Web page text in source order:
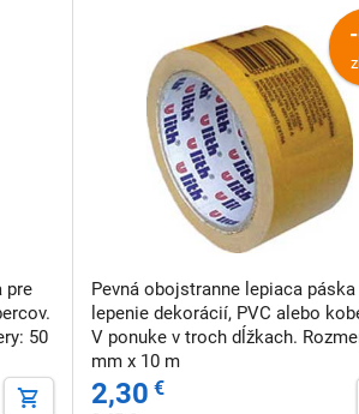
pre
50
Pevná obojstranne lepiaca páska
lepenie dekorácií, PVC alebo
V ponuke v troch dĺžkach.
mm x 10 m
2,30 €